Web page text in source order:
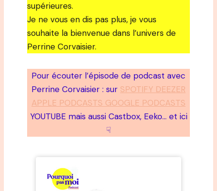
supérieures.
Je ne vous en dis pas plus, je vous
souhaite la bienvenue dans l’univers de
Perrine Corvaisier.
Pour écouter l’épisode de podcast avec
Perrine Corvaisier : sur SPOTIFY DEEZER
APPLE PODCASTS GOOGLE PODCASTS
YOUTUBE mais aussi Castbox, Eeko… et ici
☟